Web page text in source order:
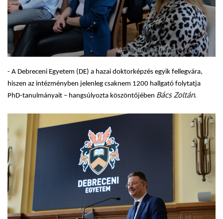
- A Debreceni Egyetem (DE) a hazai doktorképzés egyik fellegvára,
hiszen az intézményben jelenleg csaknem 1200 hallgató folytatja
PhD-tanulmányait – hangsúlyozta köszöntőjében Bács Zoltán.